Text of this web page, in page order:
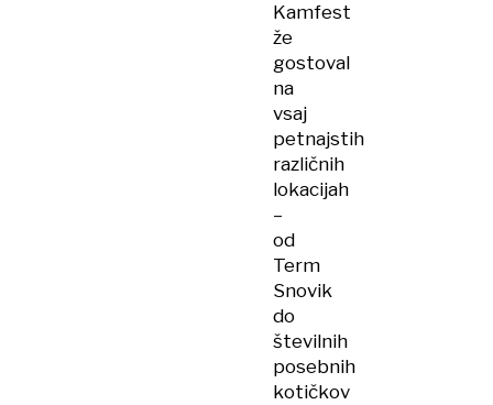
Kamfest
že
gostoval
na
vsaj
petnajstih
različnih
lokacijah
–
od
Term
Snovik
do
številnih
posebnih
kotičkov